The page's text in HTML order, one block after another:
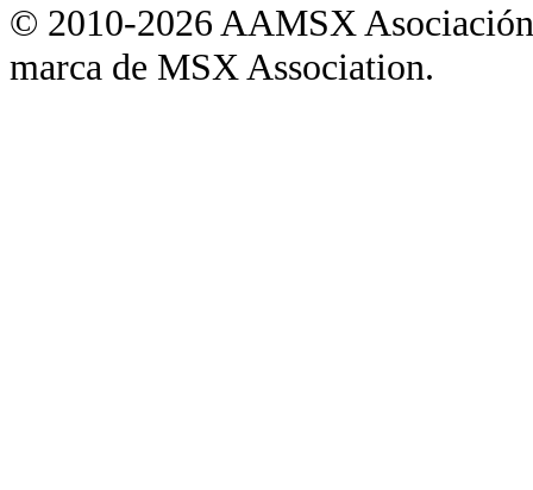
© 2010-2026 AAMSX
marca de MSX Association.